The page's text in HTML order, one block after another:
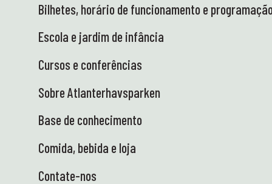
Bilhetes, horário de funcionamento e
Escola e jardim de infância
Cursos e conferências
Sobre Atlanterhavsparken
Base de conhecimento
Comida, bebida e loja
Contate-nos